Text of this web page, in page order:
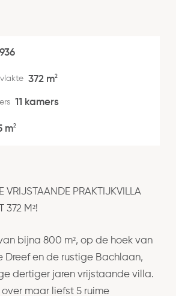
372 m2
11 kamers
m2
VRIJSTAANDE PRAKTIJKVILLA
372 M²!
bijna 800 m², op de hoek van
Dreef en de rustige Bachlaan,
dertiger jaren vrijstaande villa.
maar liefst 5 ruime